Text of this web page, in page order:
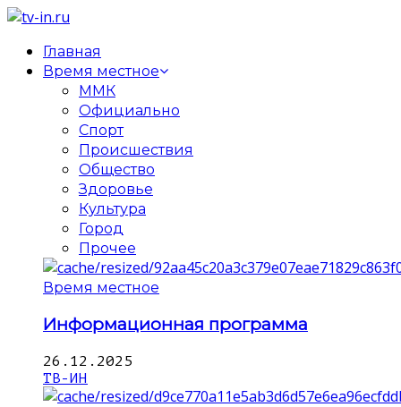
Главная
Время местное
ММК
Официально
Спорт
Происшествия
Общество
Здоровье
Культура
Город
Прочее
Время местное
Информационная программа
26.12.2025
ТВ-ИН